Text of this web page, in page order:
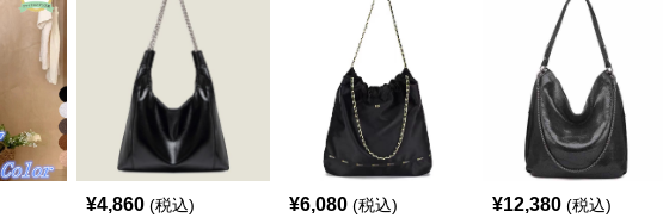
¥4,860 (税込) ¥6,080 (税込) ¥12,380 (税込)